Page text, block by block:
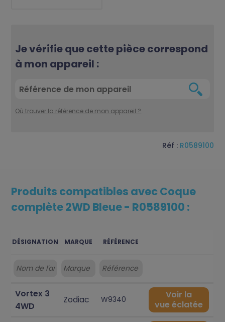
Je vérifie que cette pièce correspond
à mon appareil :
Où trouver la référence de mon appareil ?
Réf : R0589100
Produits compatibles avec Coque
complète 2WD Bleue - R0589100 :
DÉSIGNATION MARQUE RÉFÉRENCE
Vortex 3
4WD
Zodiac W9340
Voir la
vue éclatée